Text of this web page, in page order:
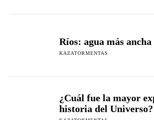
Ríos: agua más ancha
KAZATORMENTAS
¿Cuál fue la mayor
historia del Universo?